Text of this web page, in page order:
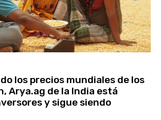
los precios mundiales de los
Arya.ag de la India está
y sigue siendo